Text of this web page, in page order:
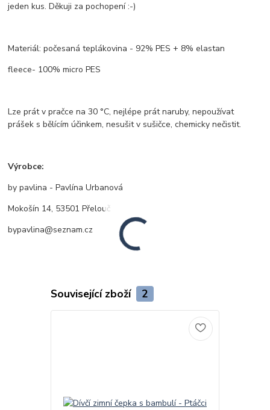
jeden kus. Děkuji za pochopení :-)
Materiál: počesaná teplákovina - 92% PES + 8% elastan
fleece- 100% micro PES
Lze prát v pračce na 30 °C, nejlépe prát naruby, nepoužívat
prášek s bělícím účinkem, nesušit v sušičce, chemicky nečistit.
Výrobce:
by pavlina - Pavlína Urbanová
Mokošín 14, 53501 Přelouč
bypavlina@seznam.cz
Související zboží 2